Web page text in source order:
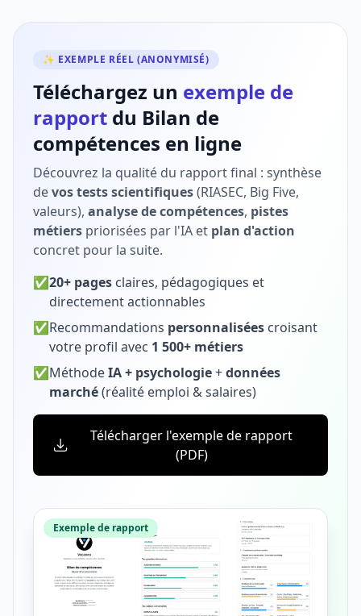
✨ EXEMPLE RÉEL (ANONYMISÉ)
Téléchargez un exemple de
rapport du Bilan de
compétences en ligne
Découvrez la qualité du rapport final : synthèse
devos tests scientifiques(RIASEC, Big Five,
valeurs), analyse de compétences, pistes
métiers priorisées par l'IA et plan d'action
concret pour la suite.
✅20+ pages claires, pédagogiques et
directement actionnables
✅Recommandations personnalisées croisant
votre profil avec 1 500+ métiers
✅MéthodeIA + psychologie+données
marché(réalité emploi & salaires)
Télécharger l'exemple de rapport
(PDF)
Exemple de rapport